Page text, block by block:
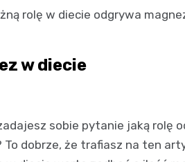
rolę w diecie odgrywa
w diecie
sobie pytanie jaką rolę
To dobrze, że trafiasz na ten